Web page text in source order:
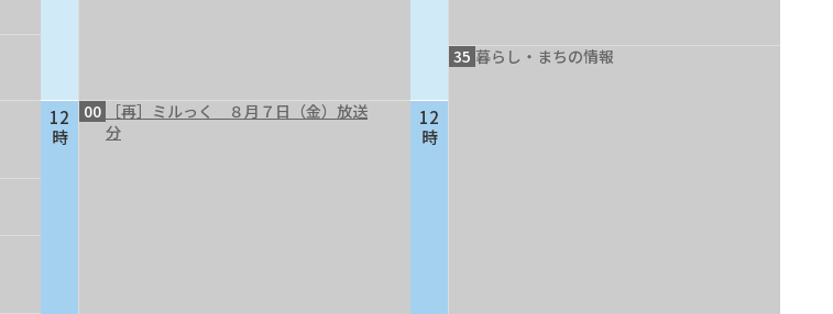
12
時
00
［再］ミルっく ８月７日（金）放送
分
12
時
35 暮らし・まちの情報